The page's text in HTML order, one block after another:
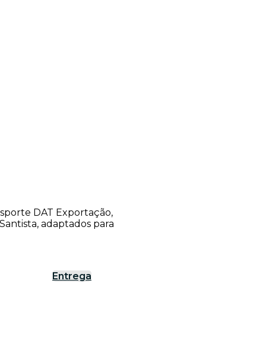
DAT Exportação,
adaptados para
Entrega